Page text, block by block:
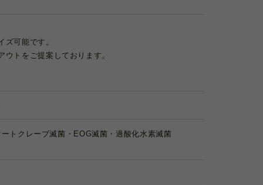
ズ可能です。
ウトをご提案しております。
トクレーブ滅菌・EOG滅菌・過酸化水素滅菌